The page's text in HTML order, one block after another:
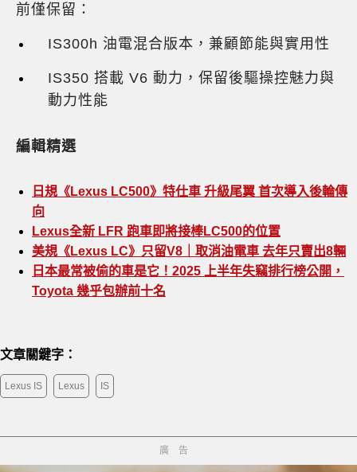
前僅保留：
IS300h 油電混合版本，兼顧節能與實用性
IS350 搭載 V6 動力，保留後驅操控魅力與
動力性能
編輯精選
日規《Lexus LC500》特仕車 升級尾翼 首次導入後輪傳
向
Lexus全新 LFR 跑車即將接棒LC500的位置
美規《Lexus LC》只留V8｜取消油電車 去年只賣出8輛
日本最常被偷的車是它！2025 上半年失竊排行榜公開，
Toyota 幾乎包辦前十名
文章關鍵字：
Lexus IS Lexus IS
廣告